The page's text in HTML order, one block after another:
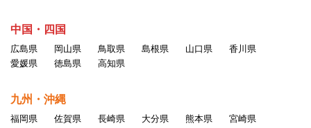
中国・四国
広島県 岡山県 鳥取県 島根県 山口県
香川県
愛媛県
徳島県 高知県
九州・沖縄
福岡県 佐賀県 長崎県 大分県 熊本県
宮崎県